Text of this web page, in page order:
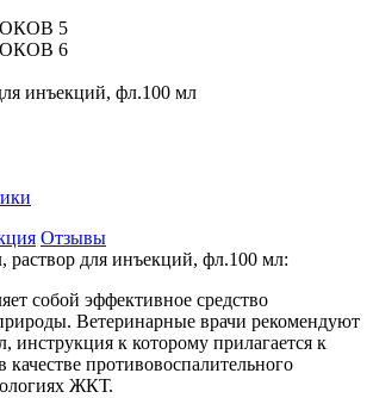
5
6
инъекций, фл.100 мл
Отзывы
раствор для инъекций, фл.100 мл:
собой эффективное средство
Ветеринарные врачи рекомендуют
инструкция к которому прилагается к
качестве противовоспалительного
ЖКТ.